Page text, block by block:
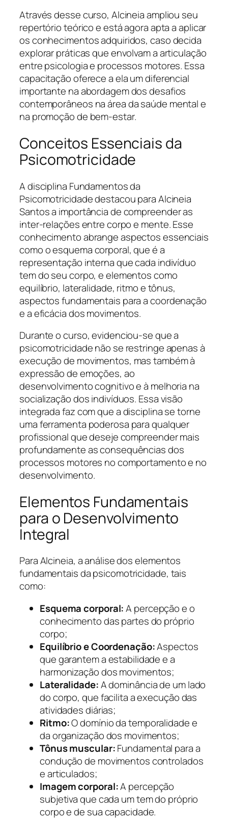
Através desse curso, Alcineia ampliou seu
repertório teórico e está agora apta a aplicar
os conhecimentos adquiridos, caso decida
explorar práticas que envolvam a articulação
entre psicologia e processos motores. Essa
capacitação oferece a ela um diferencial
importante na abordagem dos desafios
contemporâneos na área da saúde mental e
na promoção de bem-estar.
Conceitos Essenciais da
Psicomotricidade
A disciplina Fundamentos da
Psicomotricidade destacou para Alcineia
Santos a importância de compreender as
inter-relações entre corpo e mente. Esse
conhecimento abrange aspectos essenciais
como o esquema corporal, que é a
representação interna que cada indivíduo
tem do seu corpo, e elementos como
equilíbrio, lateralidade, ritmo e tônus,
aspectos fundamentais para a coordenação
e a eficácia dos movimentos.
Durante o curso, evidenciou-se que a
psicomotricidade não se restringe apenas à
execução de movimentos, mas também à
expressão de emoções, ao
desenvolvimento cognitivo e à melhoria na
socialização dos indivíduos. Essa visão
integrada faz com que a disciplina se torne
uma ferramenta poderosa para qualquer
profissional que deseje compreender mais
profundamente as consequências dos
processos motores no comportamento e no
desenvolvimento.
Elementos Fundamentais
para o Desenvolvimento
Integral
Para Alcineia, a análise dos elementos
fundamentais da psicomotricidade, tais
como:
Esquema corporal:A percepção e o
conhecimento das partes do próprio
corpo;
Equilíbrio e Coordenação:Aspectos
que garantem a estabilidade e a
harmonização dos movimentos;
Lateralidade:A dominância de um lado
do corpo, que facilita a execução das
atividades diárias;
Ritmo:O domínio da temporalidade e
da organização dos movimentos;
Tônus muscular:Fundamental para a
condução de movimentos controlados
e articulados;
Imagem corporal:A percepção
subjetiva que cada um tem do próprio
corpo e de sua capacidade.